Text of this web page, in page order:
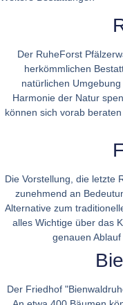
Der RuheForst
herkömmlichen
natürlichen
Harmonie der Natur
können sich vorab
Die Vorstellung, die letzte
zunehmend an
Alternative zum
alles Wichtige über das
genauen
Der Friedhof